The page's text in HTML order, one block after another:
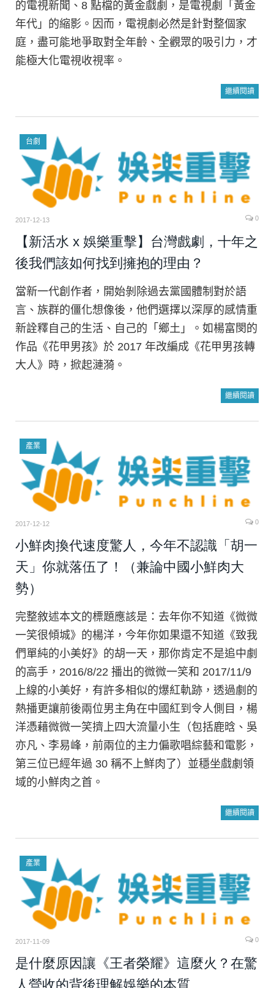
的電視新聞、8 點檔的黃金戲劇，是電視劇「黃金
年代」的縮影。因而，電視劇必然是針對整個家
庭，盡可能地爭取對全年齡、全觀眾的吸引力，才
能極大化電視收視率。
繼續閱讀
台劇
2017-12-13 0
【新活水 x 娛樂重擊】台灣戲劇，十年之
後我們該如何找到擁抱的理由？
當新一代創作者，開始剝除過去黨國體制對於語
言、族群的僵化想像後，他們選擇以深厚的感情重
新詮釋自己的生活、自己的「鄉土」。如楊富閔的
作品《花甲男孩》於 2017 年改編成《花甲男孩轉
大人》時，掀起漣漪。
繼續閱讀
產業
2017-12-12 0
小鮮肉換代速度驚人，今年不認識「胡一
天」你就落伍了！（兼論中國小鮮肉大
勢）
完整敘述本文的標題應該是：去年你不知道《微微
一笑很傾城》的楊洋，今年你如果還不知道《致我
們單純的小美好》的胡一天，那你肯定不是追中劇
的高手，2016/8/22 播出的微微一笑和 2017/11/9
上線的小美好，有許多相似的爆紅軌跡，透過劇的
熱播更讓前後兩位男主角在中國紅到令人側目，楊
洋憑藉微微一笑擠上四大流量小生（包括鹿晗、吳
亦凡、李易峰，前兩位的主力偏歌唱綜藝和電影，
第三位已經年過 30 稱不上鮮肉了）並穩坐戲劇領
域的小鮮肉之首。
繼續閱讀
產業
2017-11-09 0
是什麼原因讓《王者榮耀》這麼火？在驚
人營收的背後理解娛樂的本質